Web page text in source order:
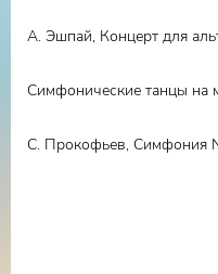
А. Эшпай, Концерт для
Симфонические танцы на
С. Прокофьев, Симфония